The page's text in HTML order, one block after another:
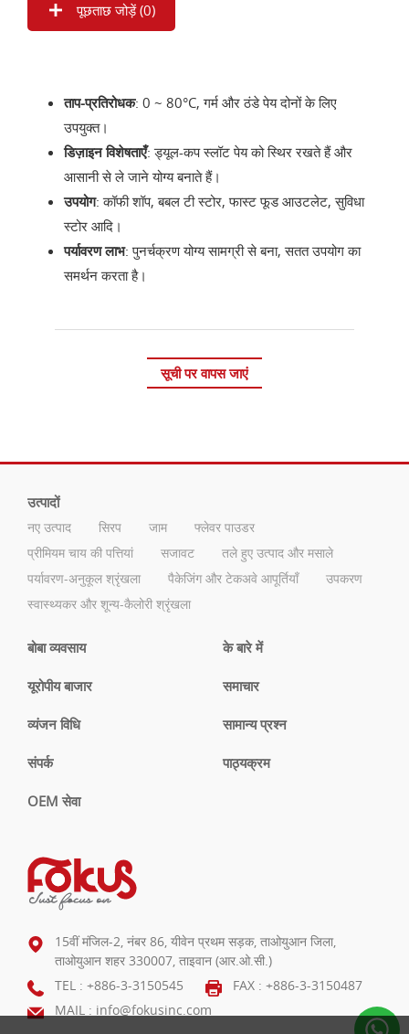
पूछताछ जोड़ें (0)
ताप-प्रतिरोधक: 0 ~ 80°C, गर्म और ठंडे पेय दोनों के लिए
उपयुक्त।
डिज़ाइन विशेषताएँ: ड्यूल-कप स्लॉट पेय को स्थिर रखते हैं और
आसानी से ले जाने योग्य बनाते हैं।
उपयोग: कॉफी शॉप, बबल टी स्टोर, फास्ट फूड आउटलेट, सुविधा
स्टोर आदि।
पर्यावरण लाभ: पुनर्चक्रण योग्य सामग्री से बना, सतत उपयोग का
समर्थन करता है।
सूची पर वापस जाएं
उत्पादों
नए उत्पाद सिरप जाम
फ्लेवर पाउडर
प्रीमियम चाय की पत्तियां
सजावट
तले हुए उत्पाद और मसाले
पर्यावरण-अनुकूल श्रृंखला
पैकेजिंग और टेकअवे आपूर्तियाँ
उपकरण
स्वास्थ्यकर और शून्य-कैलोरी श्रृंखला
बोबा व्यवसाय के बारे में
यूरोपीय बाजार समाचार
व्यंजन विधि सामान्य प्रश्न
संपर्क पाठ्यक्रम
OEM सेवा
15वीं मंजिल-2, नंबर 86, यीवेन प्रथम सड़क, ताओयुआन जिला,
ताओयुआन शहर 330007, ताइवान (आर.ओ.सी.)
TEL : +886-3-3150545
FAX : +886-3-3150487
MAIL : info@fokusinc.com